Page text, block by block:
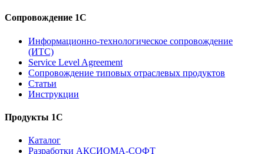
Сопровождение 1С
Информационно-технологическое сопровождение
(ИТС)
Service Level Agreement
Сопровождение типовых отраслевых продуктов
Статьи
Инструкции
Продукты 1С
Каталог
Разработки АКСИОМА-СОФТ